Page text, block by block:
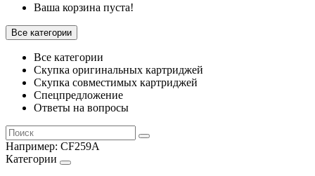
Ваша корзина пуста!
Все категории
Все категории
Скупка оригинальных картриджей
Скупка совместимых картриджей
Спецпредложение
Ответы на вопросы
Например: CF259A
Категории